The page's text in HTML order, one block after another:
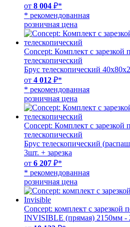
от 8 004 ₽*
* рекомендованная
розничная цена
Concept: Комплект с зарезкой
телескопический
Брус телескопический
от 4 012 ₽*
* рекомендованная
розничная цена
Concept: Комплект с зарезкой
телескопический
Брус телескопический
3шт. + зарезка
от 6 207 ₽*
* рекомендованная
розничная цена
Concept: комплект с зарезкой
INVISIBLE (прямая) 2150мм -